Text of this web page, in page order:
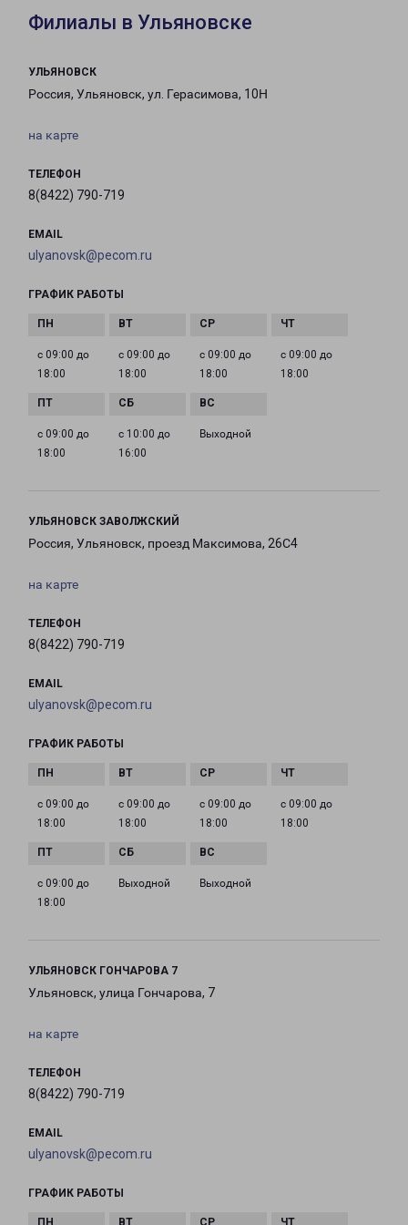
Филиалы в Ульяновске
УЛЬЯНОВСК
Россия, Ульяновск, ул. Герасимова, 10Н
на карте
ТЕЛЕФОН
8(8422) 790-719
EMAIL
ulyanovsk@pecom.ru
ГРАФИК РАБОТЫ
с 09:00 до
18:00
с 09:00 до
18:00
с 09:00 до
18:00
с 09:00 до
18:00
с 09:00 до
18:00
с 10:00 до
16:00
Выходной
УЛЬЯНОВСК ЗАВОЛЖСКИЙ
Россия, Ульяновск, проезд Максимова, 26С4
на карте
ТЕЛЕФОН
8(8422) 790-719
EMAIL
ulyanovsk@pecom.ru
ГРАФИК РАБОТЫ
с 09:00 до
18:00
с 09:00 до
18:00
с 09:00 до
18:00
с 09:00 до
18:00
с 09:00 до
18:00
Выходной Выходной
УЛЬЯНОВСК ГОНЧАРОВА 7
Ульяновск, улица Гончарова, 7
на карте
ТЕЛЕФОН
8(8422) 790-719
EMAIL
ulyanovsk@pecom.ru
ГРАФИК РАБОТЫ